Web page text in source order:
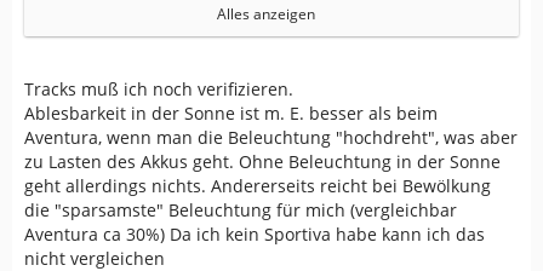
Weiterhin ist die Trackaufzeichnung bescheiden...
Himmel vorhanden ist.
Ich werde TwoNav Android als "Notfallsystem" auf
jedenfall verwenden und auch meiner Frau verpassen,
aber z.B. für Geocaching werde ich TwoNav Android ohne
eine externe BT GPS Antenne nicht verwenden.
Gruß
Alles anzeigen
Tracks muß ich noch verifizieren.
Ablesbarkeit in der Sonne ist m. E. besser als beim
Aventura, wenn man die Beleuchtung "hochdreht", was aber
zu Lasten des Akkus geht. Ohne Beleuchtung in der Sonne
geht allerdings nichts. Andererseits reicht bei Bewölkung
die "sparsamste" Beleuchtung für mich (vergleichbar
Aventura ca 30%) Da ich kein Sportiva habe kann ich das
nicht vergleichen